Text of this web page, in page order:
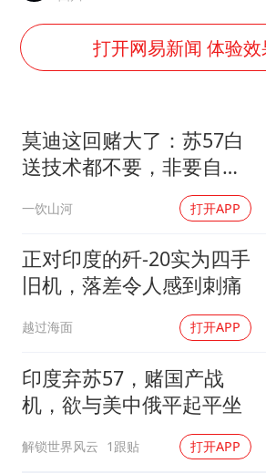
上海将苏州河
打开网易新闻 体验
莫迪这回赌大了：苏57白
送技术都不要，非要自己
造，赢了上桌输了塌房
一饮山河 打开APP
正对印度的歼-20实为四手
旧机，落差令人感到刺痛
越过海面 打开APP
印度弃苏57，赌国产战
机，欲与美中俄平起平坐
解锁世界风云 1跟贴 打开APP